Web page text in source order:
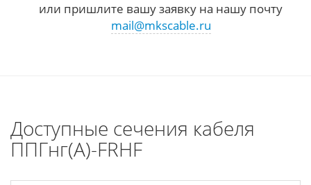
или пришлите вашу заявку на нашу почту
mail@mkscable.ru
Доступные сечения кабеля
ППГнг(А)-FRHF